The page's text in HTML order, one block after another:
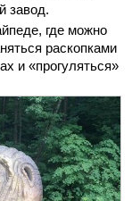
завод.
где можно
раскопками
и «прогуляться»